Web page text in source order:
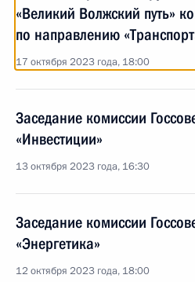
«Великий Волжский путь»
по направлению
17 октября 2023 года, 18:00
Заседание комиссии
«Инвестиции»
13 октября 2023 года, 16:30
Заседание комиссии
«Энергетика»
12 октября 2023 года, 18:00